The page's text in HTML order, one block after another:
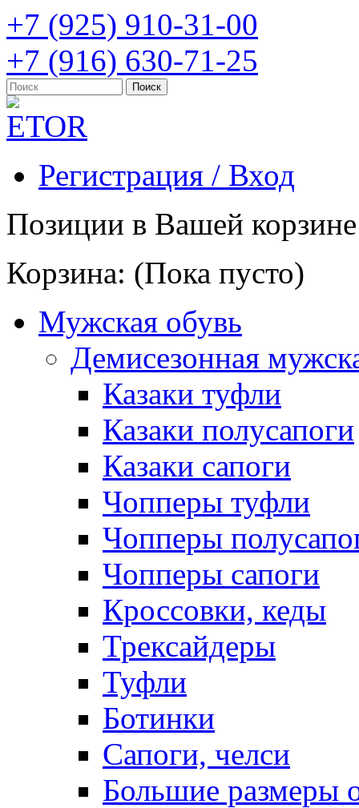
+7 (925) 910-31-00
+7 (916) 630-71-25
Регистрация / Вход
Позиции в Вашей
Корзина: (Пока пусто)
Мужская обувь
Демисезонная
Казаки туфли
Казаки полусапоги
Казаки сапоги
Чопперы туфли
Чопперы
Чопперы сапоги
Кроссовки, кеды
Трексайдеры
Туфли
Ботинки
Сапоги, челси
Большие размеры